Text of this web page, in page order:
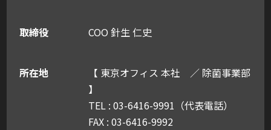
取締役 COO 針生 仁史
所在地
【 東京オフィス 本社 ／ 除菌事業部
】
TEL : 03-6416-9991（代表電話）
FAX : 03-6416-9992